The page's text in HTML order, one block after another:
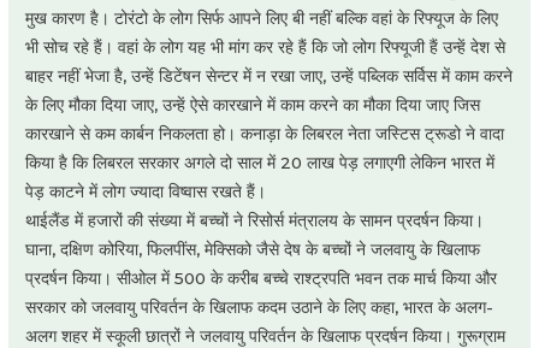
मुख कारण है। टोरंटो के लोग सिर्फ आपने लिए बी नहीं बल्कि वहां के रिफ्यूज के लिए
भी सोच रहे हैं। वहां के लोग यह भी मांग कर रहे हैं कि जो लोग रिफ्यूजी हैं उन्हें देश से
बाहर नहीं भेजा है, उन्हें डिटेंषन सेन्टर में न रखा जाए, उन्हें पब्लिक सर्विस में काम करने
के लिए मौका दिया जाए, उन्हें ऐसे कारखाने में काम करने का मौका दिया जाए जिस
कारखाने से कम कार्बन निकलता हो। कनाड़ा के लिबरल नेता जस्टिस ट्रूडो ने वादा
किया है कि लिबरल सरकार अगले दो साल में 20 लाख पेड़ लगाएगी लेकिन भारत में
पेड़ काटने में लोग ज्यादा विष्वास रखते हैं।
थाईलैंड में हजारों की संख्या में बच्चों ने रिसोर्स मंत्रालय के सामन प्रदर्षन किया।
घाना, दक्षिण कोरिया, फिलपींस, मेक्सिको जैसे देष के बच्चों ने जलवायु के खिलाफ
प्रदर्षन किया। सीओल में 500 के करीब बच्चे राश्ट्रपति भवन तक मार्च किया और
सरकार को जलवायु परिवर्तन के खिलाफ कदम उठाने के लिए कहा, भारत के अलग-
अलग शहर में स्कूली छात्रों ने जलवायु परिवर्तन के खिलाफ प्रदर्षन किया। गुरूग्राम